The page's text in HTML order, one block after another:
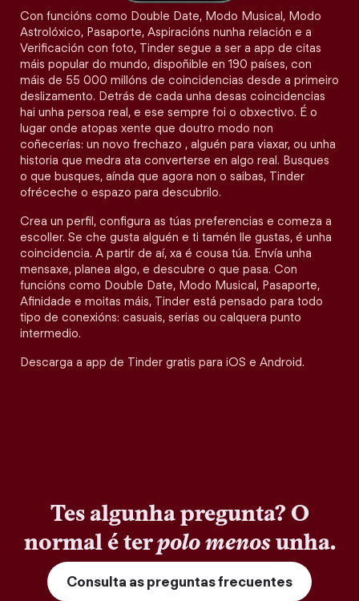
Con funcións como Double Date, Modo Musical, Modo
Astrolóxico, Pasaporte, Aspiracións nunha relación e a
Verificación con foto, Tinder segue a ser a app de citas
máis popular do mundo, dispoñible en 190 países, con
máis de 55 000 millóns de coincidencias desde a primeiro
deslizamento. Detrás de cada unha desas coincidencias
hai unha persoa real, e ese sempre foi o obxectivo. É o
lugar onde atopas xente que doutro modo non
coñecerías: un novo frechazo , alguén para viaxar, ou unha
historia que medra ata converterse en algo real. Busques
o que busques, aínda que agora non o saibas, Tinder
ofréceche o espazo para descubrilo.
Crea un perfil, configura as túas preferencias e comeza a
escoller. Se che gusta alguén e ti tamén lle gustas, é unha
coincidencia. A partir de aí, xa é cousa túa. Envía unha
mensaxe, planea algo, e descubre o que pasa. Con
funcións como Double Date, Modo Musical, Pasaporte,
Afinidade e moitas máis, Tinder está pensado para todo
tipo de conexións: casuais, serias ou calquera punto
intermedio.
Descarga a app de Tinder gratis para iOS e Android.
Tes algunha pregunta? O
normal é terpolo menosunha.
Consulta as preguntas frecuentes